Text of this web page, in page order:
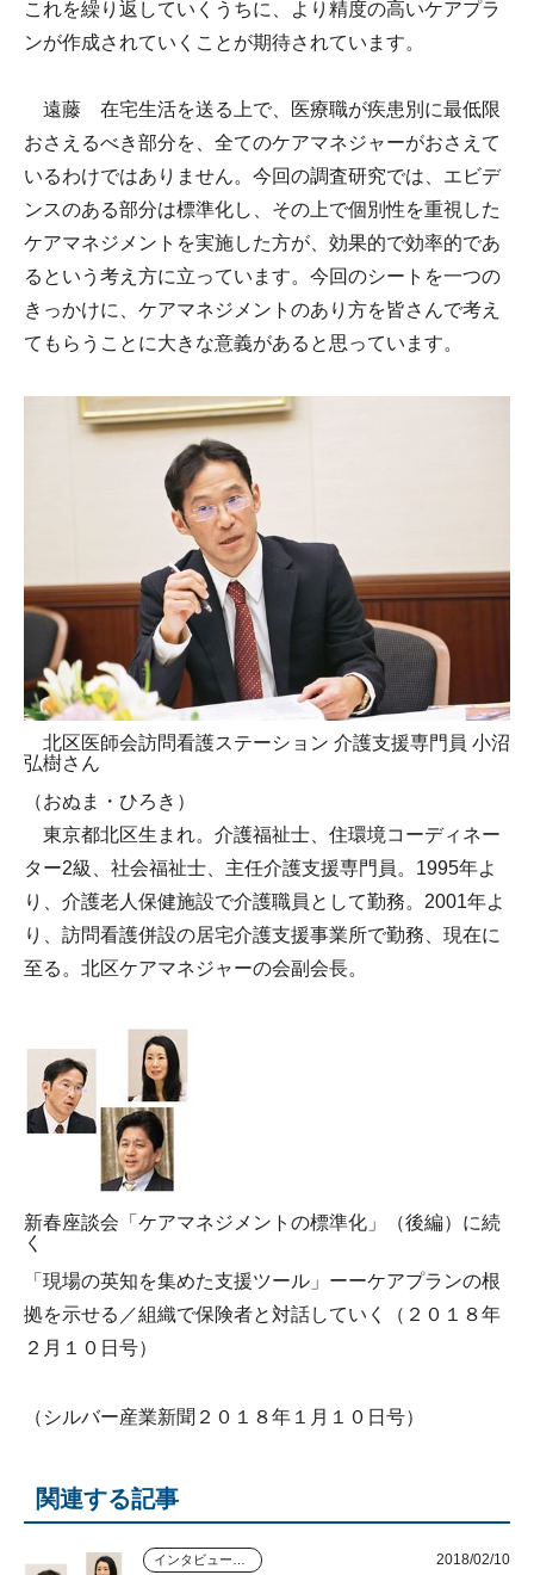
これを繰り返していくうちに、より精度の高いケアプラ
ンが作成されていくことが期待されています。
遠藤 在宅生活を送る上で、医療職が疾患別に最低限
おさえるべき部分を、全てのケアマネジャーがおさえて
いるわけではありません。今回の調査研究では、エビデ
ンスのある部分は標準化し、その上で個別性を重視した
ケアマネジメントを実施した方が、効果的で効率的であ
るという考え方に立っています。今回のシートを一つの
きっかけに、ケアマネジメントのあり方を皆さんで考え
てもらうことに大きな意義があると思っています。
北区医師会訪問看護ステーション 介護支援専門員 小沼
弘樹さん
（おぬま・ひろき）
東京都北区生まれ。介護福祉士、住環境コーディネー
ター2級、社会福祉士、主任介護支援専門員。1995年よ
り、介護老人保健施設で介護職員として勤務。2001年よ
り、訪問看護併設の居宅介護支援事業所で勤務、現在に
至る。北区ケアマネジャーの会副会長。
新春座談会「ケアマネジメントの標準化」（後編）に続
く
「現場の英知を集めた支援ツール」ーーケアプランの根
拠を示せる／組織で保険者と対話していく（２０１８年
２月１０日号）
（シルバー産業新聞２０１８年１月１０日号）
関連する記事
2018/02/10